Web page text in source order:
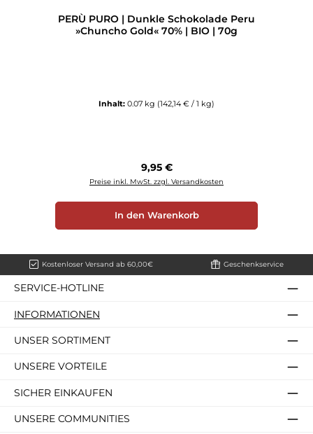
PERÙ PURO | Dunkle Schokolade Peru
»Chuncho Gold« 70% | BIO | 70g
Inhalt: 0.07 kg (142,14 € / 1 kg)
Regulärer Preis:
9,95 €
Preise inkl. MwSt. zzgl. Versandkosten
In den Warenkorb
Kostenloser Versand ab 60,00€ Geschenkservice
SERVICE-HOTLINE
INFORMATIONEN
UNSER SORTIMENT
UNSERE VORTEILE
SICHER EINKAUFEN
UNSERE COMMUNITIES